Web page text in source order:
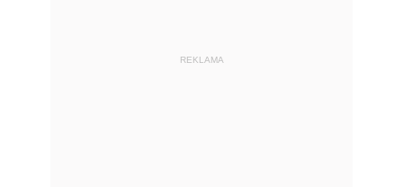
REKLAMA